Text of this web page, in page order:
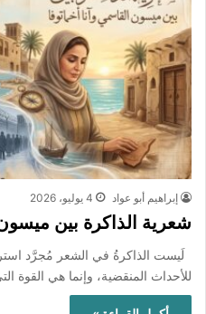
إبراهيم أبو عواد 4 يوليو، 2026
شعرية الذاكرة بين
لَيست الذاكرةُ في الشعر مُجرَّد
للأحداث المنقضية، وإنما هي القوة